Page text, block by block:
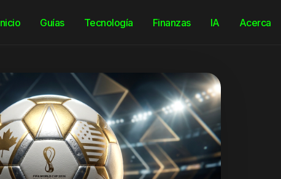
Guías Tecnología Finanzas IA Acerca